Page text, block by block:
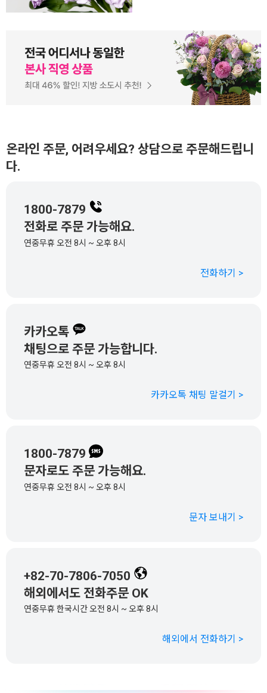
온라인 주문, 어려우세요? 상담으로 주문해드립니
다.
1800-7879
전화로 주문 가능해요.
연중무휴 오전 8시 ~ 오후 8시
전화하기 >
카카오톡
채팅으로 주문 가능합니다.
연중무휴 오전 8시 ~ 오후 8시
카카오톡 채팅 말걸기 >
1800-7879
문자로도 주문 가능해요.
연중무휴 오전 8시 ~ 오후 8시
문자 보내기 >
+82-70-7806-7050
해외에서도 전화주문 OK
연중무휴 한국시간 오전 8시 ~ 오후 8시
해외에서 전화하기 >